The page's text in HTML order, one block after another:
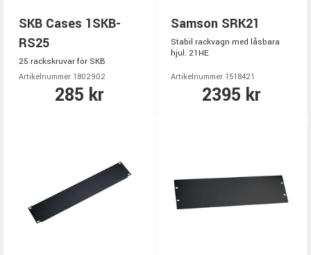
SKB Cases 1SKB-
RS25
25 rackskruvar för SKB
Artikelnummer 1802902
285 kr
Samson SRK21
Stabil rackvagn med låsbara
hjul. 21HE
Artikelnummer 1518421
2395 kr